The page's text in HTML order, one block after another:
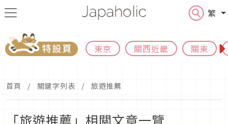
繁
東京 關西近畿 關東
首頁 關鍵字列表 旅遊推薦
「旅遊推薦」相關文章一覽